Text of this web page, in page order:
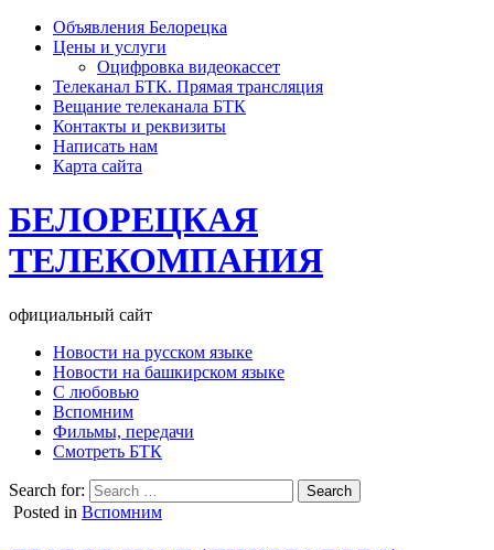
Объявления Белорецка
Цены и услуги
Оцифровка видеокассет
Телеканал БТК. Прямая трансляция
Вещание телеканала БТК
Контакты и реквизиты
Написать нам
Карта сайта
БЕЛОРЕЦКАЯ
ТЕЛЕКОМПАНИЯ
официальный сайт
Новости на русском языке
Новости на башкирском языке
С любовью
Вспомним
Фильмы, передачи
Смотреть БТК
Search for:
Posted in Вспомним